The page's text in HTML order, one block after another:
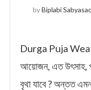
byBiplabi
Durga Puja
আয়োজন, এত উৎসাহ,
বৃথা যাবে ? অন্তত